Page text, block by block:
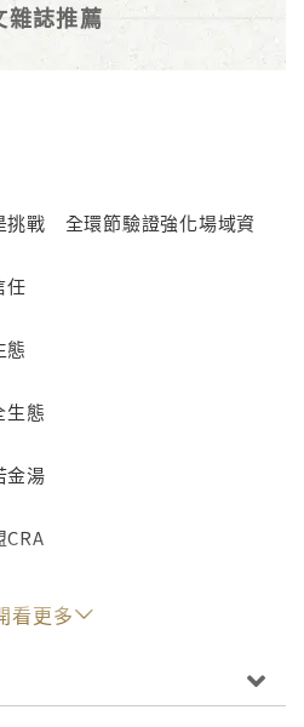
雜誌推薦
挑戰 全環節驗證強化場域資
任
態
生態
金湯
看更多